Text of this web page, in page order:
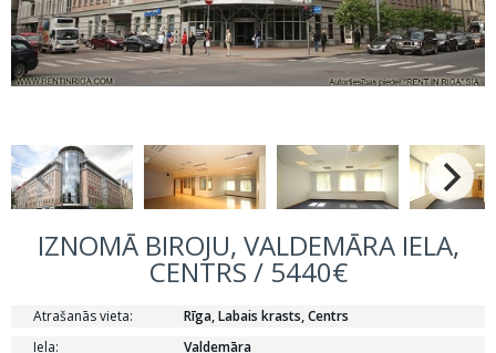
IZNOMĀ BIROJU, VALDEMĀRA IELA,
CENTRS / 5440€
Atrašanās vieta:
Rīga, Labais krasts, Centrs
Iela:
Valdemāra